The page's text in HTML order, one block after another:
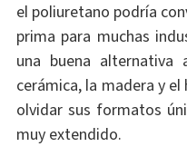
el poliuretano podría
prima para muchas
una buena
cerámica, la madera y
olvidar sus formatos
muy extendido.